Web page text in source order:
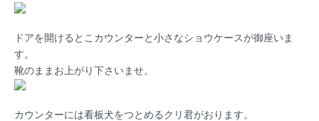
ドアを開けるとこカウンターと小さなショウケースが御座いま
す。
靴のままお上がり下さいませ。
カウンターには看板犬をつとめるクリ君がおります。